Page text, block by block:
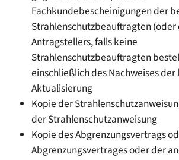
Fachkundebescheinigungen der
Strahlenschutzbeauftragten (oder
Antragstellers, falls keine
Strahlenschutzbeauftragten
einschließlich des Nachweises
Aktualisierung
Kopie der
der Strahlenschutzanweisung
Kopie des Abgrenzungsvertrags
Abgrenzungsvertrages oder der